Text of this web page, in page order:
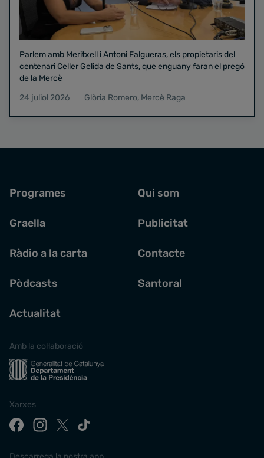
Parlem amb Meritxell i Antoni Falgueras, els propietaris del
centenari Celler Gelida de Sants, que enguany faran el pregó
de la Mercè
24 juliol 2026
Glòria Romero, Mercè Raga
Programes
Graella
Ràdio a la carta
Pòdcasts
Actualitat
Qui som
Publicitat
Contacte
Santoral
Amb la col·laboració
Xarxes